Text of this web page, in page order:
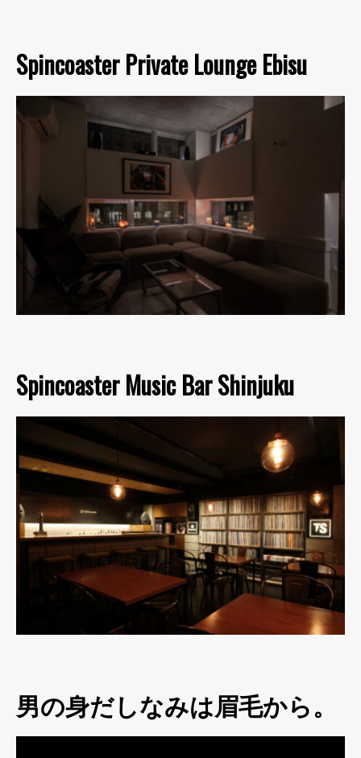
Spincoaster Private Lounge Ebisu
Spincoaster Music Bar Shinjuku
男の身だしなみは眉毛から。